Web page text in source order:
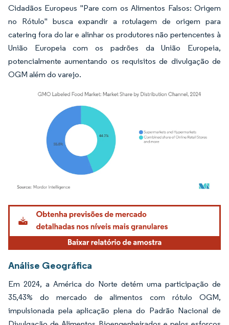
Cidadãos Europeus "Pare com os Alimentos Falsos: Origem
no Rótulo" busca expandir a rotulagem de origem para
catering fora do lar e alinhar os produtores não pertencentes à
União Europeia com os padrões da União Europeia,
potencialmente aumentando os requisitos de divulgação de
OGM além do varejo.
Imagem © Mordor Intelligence. O reuso requer atribuição conforme CC BY 4.0.
Análise Geográfica
Em 2024, a América do Norte detém uma participação de
35,43% do mercado de alimentos com rótulo OGM,
impulsionada pela aplicação plena do Padrão Nacional de